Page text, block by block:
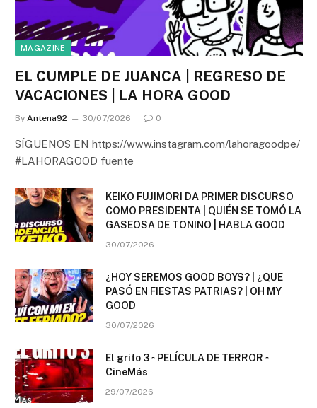
MAGAZINE
EL CUMPLE DE JUANCA | REGRESO DE
VACACIONES | LA HORA GOOD
By Antena92 30/07/2026 0
SÍGUENOS EN https://www.instagram.com/lahoragoodpe/
#LAHORAGOOD fuente
KEIKO FUJIMORI DA PRIMER DISCURSO
COMO PRESIDENTA | QUIÉN SE TOMÓ LA
GASEOSA DE TONINO | HABLA GOOD
30/07/2026
¿HOY SEREMOS GOOD BOYS? | ¿QUE
PASÓ EN FIESTAS PATRIAS? | OH MY
GOOD
30/07/2026
El grito 3 ▫️ PELÍCULA DE TERROR ▫️
CineMás
29/07/2026